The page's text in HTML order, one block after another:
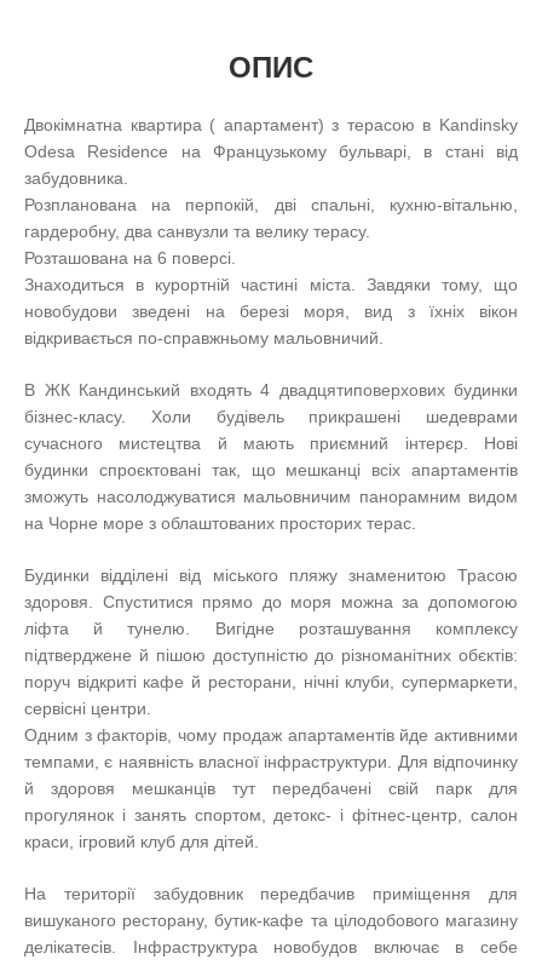
ОПИС
Двокімнатна квартира ( апартамент) з терасою в Kandinsky
Odesa Residence на Французькому бульварі, в стані від
забудовника.
Розпланована на перпокій, дві спальні, кухню-вітальню,
гардеробну, два санвузли та велику терасу.
Розташована на 6 поверсі.
Знаходиться в курортній частині міста. Завдяки тому, що
новобудови зведені на березі моря, вид з їхніх вікон
відкривається по-справжньому мальовничий.
В ЖК Кандинський входять 4 двадцятиповерхових будинки
бізнес-класу. Холи будівель прикрашені шедеврами
сучасного мистецтва й мають приємний інтерєр. Нові
будинки спроєктовані так, що мешканці всіх апартаментів
зможуть насолоджуватися мальовничим панорамним видом
на Чорне море з облаштованих просторих терас.
Будинки відділені від міського пляжу знаменитою Трасою
здоровя. Спуститися прямо до моря можна за допомогою
ліфта й тунелю. Вигідне розташування комплексу
підтверджене й пішою доступністю до різноманітних обєктів:
поруч відкриті кафе й ресторани, нічні клуби, супермаркети,
сервісні центри.
Одним з факторів, чому продаж апартаментів йде активними
темпами, є наявність власної інфраструктури. Для відпочинку
й здоровя мешканців тут передбачені свій парк для
прогулянок і занять спортом, детокс- і фітнес-центр, салон
краси, ігровий клуб для дітей.
На території забудовник передбачив приміщення для
вишуканого ресторану, бутик-кафе та цілодобового магазину
делікатесів. Інфраструктура новобудов включає в себе